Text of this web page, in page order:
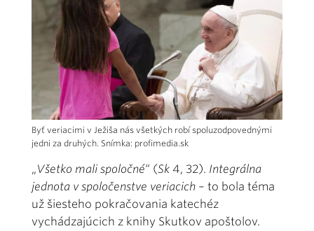
Byť veriacimi v Ježiša nás všetkých robí spoluzodpovednými
jedni za druhých. Snímka: profimedia.sk
„Všetko mali spoločné“ (Sk 4, 32). Integrálna
jednota v spoločenstve veriacich – to bola téma
už šiesteho pokračovania katechéz
vychádzajúcich z knihy Skutkov apoštolov.